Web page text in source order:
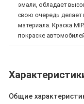
эмали, обладает
свою очередь делает
материала. Краска
покраске
Общие